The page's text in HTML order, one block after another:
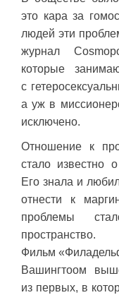
это кара за
людей эти
журнал
которые
с
а уж в
исключено.
Отношение к
стало известно
Его знала и
отнести к
проблемы
пространство.
Фильм
Вашингтоом
из первых, в